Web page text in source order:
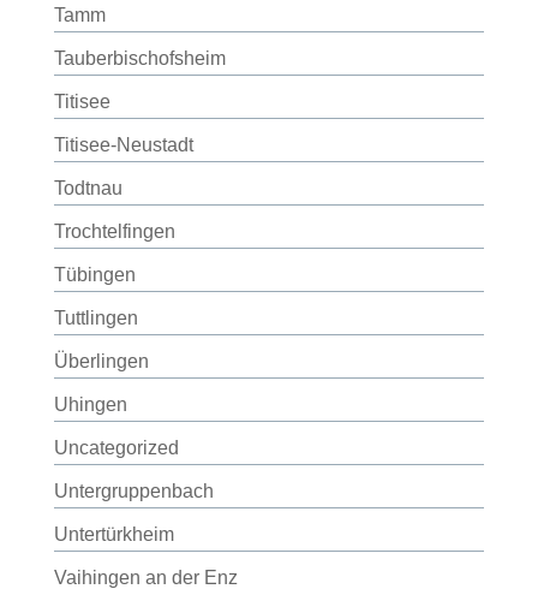
Tamm
Tauberbischofsheim
Titisee
Titisee-Neustadt
Todtnau
Trochtelfingen
Tübingen
Tuttlingen
Überlingen
Uhingen
Uncategorized
Untergruppenbach
Untertürkheim
Vaihingen an der Enz